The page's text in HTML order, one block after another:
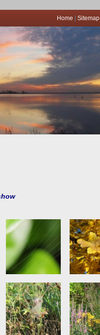
Home Sitemap